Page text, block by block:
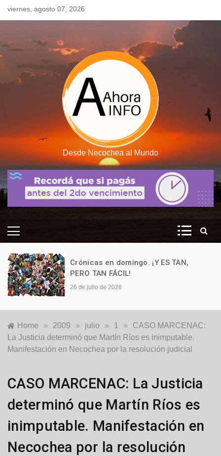
Skipviernes, agosto 07, 2026
Desde Necochea al Mundo
Crónicas en domingo. ¡Y ES TAN,
PERO TAN FÁCIL!
26 de julio de 2026
Home » 2009 » julio » 1 »
CASO MARCENAC:
La Justicia determinó que Martín Ríos es inimputable.
Manifestación en Necochea por la resolución judicial
Locales
CASO MARCENAC: La Justicia
determinó que Martín Ríos es
inimputable. Manifestación en
Necochea por la resolución